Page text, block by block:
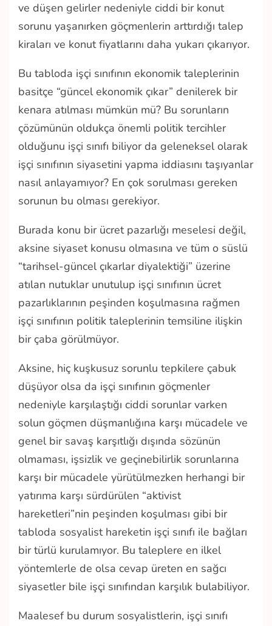
ve düşen gelirler nedeniyle ciddi bir konut
sorunu yaşanırken göçmenlerin arttırdığı talep
kiraları ve konut fiyatlarını daha yukarı çıkarıyor.
Bu tabloda işçi sınıfının ekonomik taleplerinin
basitçe “güncel ekonomik çıkar” denilerek bir
kenara atılması mümkün mü? Bu sorunların
çözümünün oldukça önemli politik tercihler
olduğunu işçi sınıfı biliyor da geleneksel olarak
işçi sınıfının siyasetini yapma iddiasını taşıyanlar
nasıl anlayamıyor? En çok sorulması gereken
sorunun bu olması gerekiyor.
Burada konu bir ücret pazarlığı meselesi değil,
aksine siyaset konusu olmasına ve tüm o süslü
“tarihsel-güncel çıkarlar diyalektiği” üzerine
atılan nutuklar unutulup işçi sınıfının ücret
pazarlıklarının peşinden koşulmasına rağmen
işçi sınıfının politik taleplerinin temsiline ilişkin
bir çaba görülmüyor.
Aksine, hiç kuşkusuz sorunlu tepkilere çabuk
düşüyor olsa da işçi sınıfının göçmenler
nedeniyle karşılaştığı ciddi sorunlar varken
solun göçmen düşmanlığına karşı mücadele ve
genel bir savaş karşıtlığı dışında sözünün
olmaması, işsizlik ve geçinebilirlik sorunlarına
karşı bir mücadele yürütülmezken herhangi bir
yatırıma karşı sürdürülen “aktivist
hareketleri”nin peşinden koşulması gibi bir
tabloda sosyalist hareketin işçi sınıfı ile bağları
bir türlü kurulamıyor. Bu taleplere en ilkel
yöntemlerle de olsa cevap üreten en sağcı
siyasetler bile işçi sınıfından karşılık bulabiliyor.
Maalesef bu durum sosyalistlerin, işçi sınıfı